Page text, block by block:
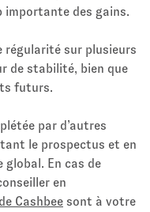
importante des gains.
régularité sur plusieurs
de stabilité, bien que
futurs.
par d’autres
le prospectus et en
En cas de
en
Cashbee sont à votre